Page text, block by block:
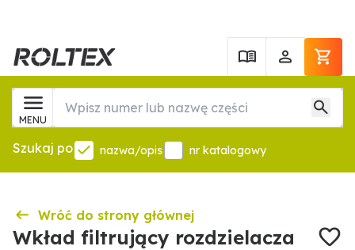
MENU
Szukaj po nazwa/opis nr katalogowy
Wróć do strony głównej
Wkład filtrujący rozdzielacza